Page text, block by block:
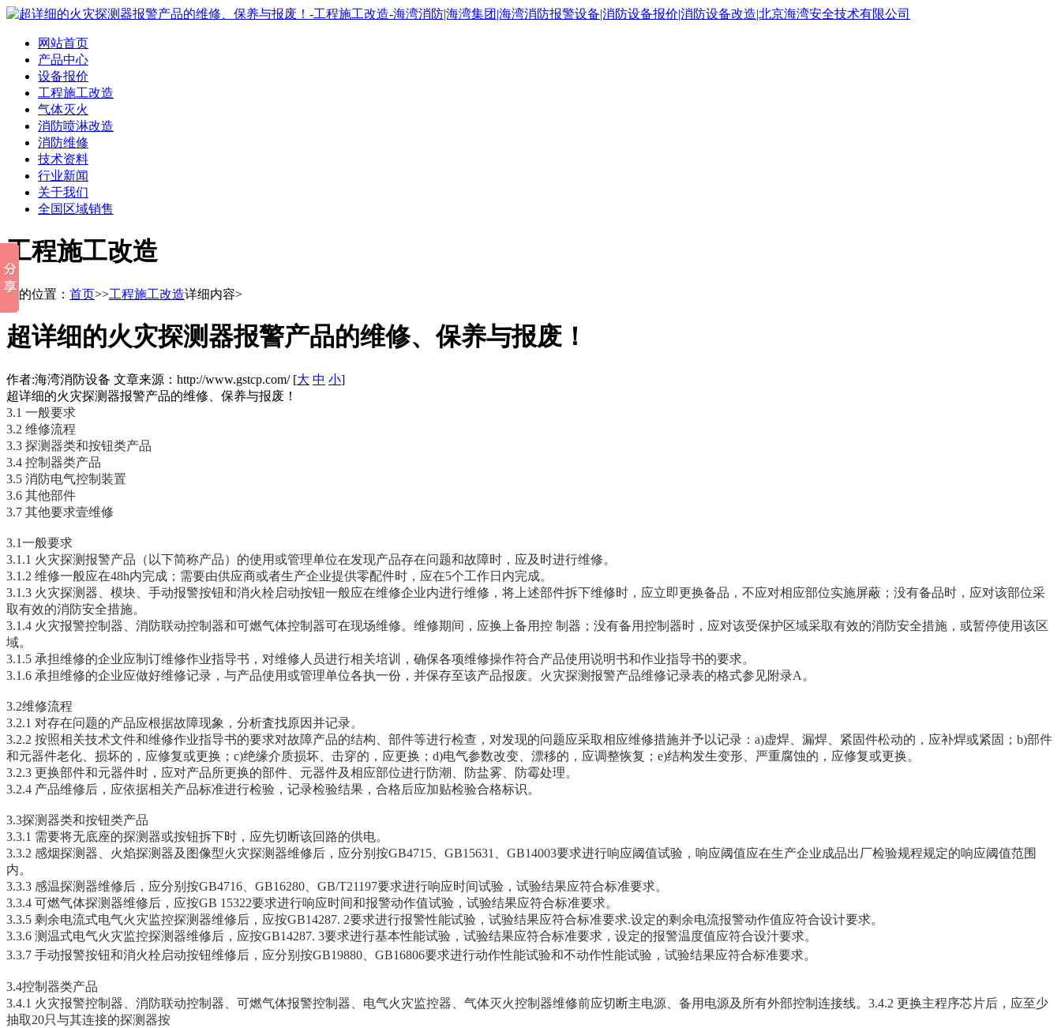
网站首页
产品中心
设备报价
工程施工改造
气体灭火
消防喷淋改造
消防维修
技术资料
行业新闻
关于我们
全国区域销售
工程施工改造
您的位置： 首页>>工程施工改造详细内容>
超详细的火灾探测器报警产品的维修、保养与报废！
作者:海湾消防设备 文章来源：http://www.gstcp.com/ [大 中 小]
超详细的火灾探测器报警产品的维修、保养与报废！
3.1 一般要求
3.2 维修流程
3.3 探测器类和按钮类产品
3.4 控制器类产品
3.5 消防电气控制装置
3.6 其他部件
3.7 其他要求壹维修
3.1一般要求
3.1.1 火灾探测报警产品（以下简称产品）的使用或管理单位在发现产品存在问题和故障时，应及时进行维修。
3.1.2 维修一般应在48h内完成；需要由供应商或者生产企业提供零配件时，应在5个工作日内完成。
3.1.3 火灾探测器、模块、手动报警按钮和消火栓启动按钮一般应在维修企业内进行维修，将上述部件拆下维修时，应立即更换备品，不应对相应部位实施屏蔽；没有备品时，应对该部位采
取有效的消防安全措施。
3.1.4 火灾报警控制器、消防联动控制器和可燃气体控制器可在现场维修。维修期间，应换上备用控 制器；没有备用控制器时，应对该受保护区域采取有效的消防安全措施，或暂停使用该区
域。
3.1.5 承担维修的企业应制订维修作业指导书，对维修人员进行相关培训，确保各项维修操作符合产品使用说明书和作业指导书的要求。
3.1.6 承担维修的企业应做好维修记录，与产品使用或管理单位各执一份，并保存至该产品报废。火灾探测报警产品维修记录表的格式参见附录A。
3.2维修流程
3.2.1 对存在问题的产品应根据故障现象，分析査找原因并记录。
3.2.2 按照相关技术文件和维修作业指导书的要求对故障产品的结构、部件等进行检查，对发现的问题应采取相应维修措施并予以记录：a)虚焊、漏焊、紧固件松动的，应补焊或紧固；b)部件
和元器件老化、损坏的，应修复或更换；c)绝缘介质损坏、击穿的，应更换；d)电气参数改变、漂移的，应调整恢复；e)结构发生变形、严重腐蚀的，应修复或更换。
3.2.3 更换部件和元器件时，应对产品所更换的部件、元器件及相应部位进行防潮、防盐雾、防霉处理。
3.2.4 产品维修后，应依据相关产品标准进行检验，记录检验结果，合格后应加贴检验合格标识。
3.3探测器类和按钮类产品
3.3.1 需要将无底座的探测器或按钮拆下时，应先切断该回路的供电。
3.3.2 感烟探测器、火焰探测器及图像型火灾探测器维修后，应分别按GB4715、GB15631、GB14003要求进行响应阈值试验，响应阈值应在生产企业成品出厂检验规程规定的响应阈值范围
内。
3.3.3 感温探测器维修后，应分别按GB4716、GB16280、GB/T21197要求进行响应时间试验，试验结果应符合标准要求。
3.3.4 可燃气体探测器维修后，应按GB 15322要求进行响应时间和报警动作值试验，试验结果应符合标准要求。
3.3.5 剩余电流式电气火灾监控探测器维修后，应按GB14287. 2要求进行报警性能试验，试验结果应符合标准要求.设定的剩余电流报警动作值应符合设计要求。
3.3.6 测温式电气火灾监控探测器维修后，应按GB14287. 3要求进行基本性能试验，试验结果应符合标准要求，设定的报警温度值应符合设汁要求。
3.3.7 手动报警按钮和消火栓启动按钮维修后，应分别按GB19880、GB16806要求进行动作性能试验和不动作性能试验，试验结果应符合标准要求。
3.4控制器类产品
3.4.1 火灾报警控制器、消防联动控制器、可燃气体报警控制器、电气火灾监控器、气体灭火控制器维修前应切断主电源、备用电源及所有外部控制连接线。3.4.2 更换主程序芯片后，应至少
抽取20只与其连接的探测器按